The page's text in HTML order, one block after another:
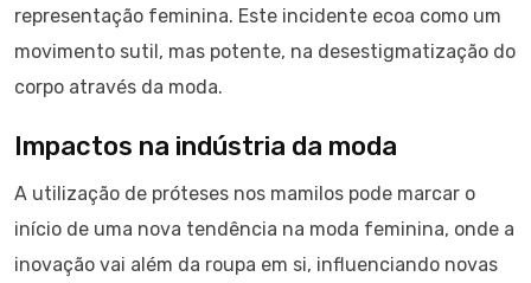
representação feminina. Este incidente ecoa como um
movimento sutil, mas potente, na desestigmatização do
corpo através da moda.
Impactos na indústria da moda
A utilização de próteses nos mamilos pode marcar o
início de uma nova tendência na moda feminina, onde a
inovação vai além da roupa em si, influenciando novas